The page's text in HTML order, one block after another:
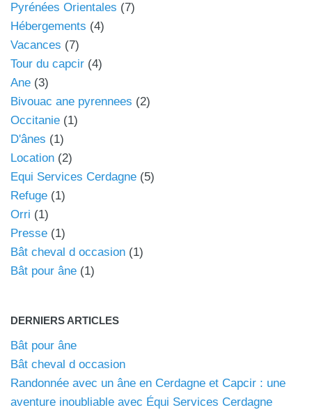
Pyrénées Orientales (7)
Hébergements (4)
Vacances (7)
Tour du capcir (4)
Ane (3)
Bivouac ane pyrennees (2)
Occitanie (1)
D'ânes (1)
Location (2)
Equi Services Cerdagne (5)
Refuge (1)
Orri (1)
Presse (1)
Bât cheval d occasion (1)
Bât pour âne (1)
DERNIERS ARTICLES
Bât pour âne
Bât cheval d occasion
Randonnée avec un âne en Cerdagne et Capcir : une
aventure inoubliable avec Équi Services Cerdagne